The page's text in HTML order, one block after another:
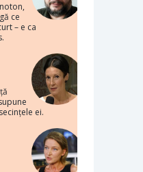
ce
– e ca
ei.